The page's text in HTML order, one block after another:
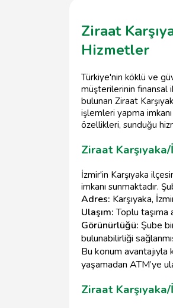
Ziraat
Hizmetler
Türkiye'nin köklü ve
müşterilerinin finansal
bulunan Ziraat
işlemleri yapma
özellikleri, sunduğu
Ziraat
İzmir'in Karşıyaka
imkanı sunmaktadır.
Adres: Karşıyaka,
Ulaşım:Toplu taşıma
Görünürlüğü: Şube
bulunabilirliği
Bu konum avantajıyla
yaşamadan ATM’ye
Ziraat